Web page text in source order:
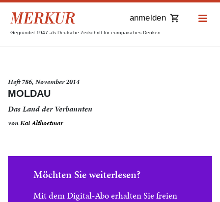
Gegründet 1947 als Deutsche Zeitschrift für europäisches Denken
anmelden
Heft 786, November 2014
MOLDAU
Das Land der Verbannten
vonKai Althoetmar
Möchten Sie weiterlesen?
Mit dem Digital-Abo erhalten Sie freien